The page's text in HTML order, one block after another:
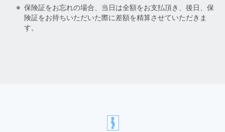
保険証をお忘れの場合、当日は全額をお支払頂き、後日、保
険証をお持ちいただいた際に差額を精算させていただきま
す。